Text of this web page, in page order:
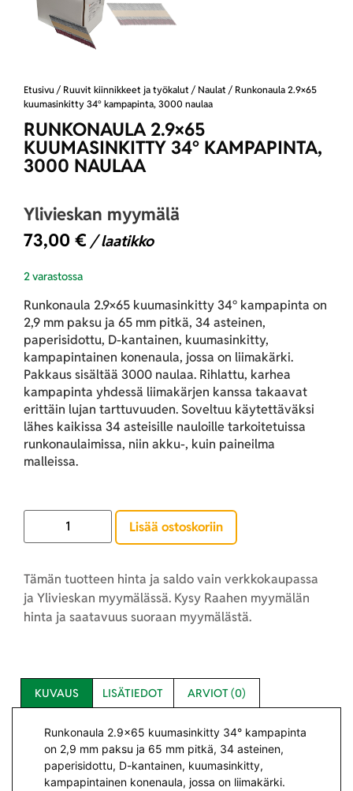
Etusivu / Ruuvit kiinnikkeet ja työkalut / Naulat / Runkonaula 2.9×65
kuumasinkitty 34° kampapinta, 3000 naulaa
RUNKONAULA 2.9×65
KUUMASINKITTY 34° KAMPAPINTA,
3000 NAULAA
Ylivieskan myymälä
73,00 € / laatikko
2 varastossa
Runkonaula 2.9×65 kuumasinkitty 34° kampapinta on
2,9 mm paksu ja 65 mm pitkä, 34 asteinen,
paperisidottu, D-kantainen, kuumasinkitty,
kampapintainen konenaula, jossa on liimakärki.
Pakkaus sisältää 3000 naulaa. Rihlattu, karhea
kampapinta yhdessä liimakärjen kanssa takaavat
erittäin lujan tarttuvuuden. Soveltuu käytettäväksi
lähes kaikissa 34 asteisille nauloille tarkoitetuissa
runkonaulaimissa, niin akku-, kuin paineilma
malleissa.
Lisää ostoskoriin
Tämän tuotteen hinta ja saldo vain verkkokaupassa
ja Ylivieskan myymälässä. Kysy Raahen myymälän
hinta ja saatavuus suoraan myymälästä.
KUVAUS LISÄTIEDOT ARVIOT (0)
Runkonaula 2.9×65 kuumasinkitty 34° kampapinta
on 2,9 mm paksu ja 65 mm pitkä, 34 asteinen,
paperisidottu, D-kantainen, kuumasinkitty,
kampapintainen konenaula, jossa on liimakärki.